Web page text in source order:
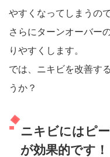
やすくなってしまうので
さらにターンオーバー
りやすくします。
では、ニキビを改善す
うか？
ニキビにはピ
が効果的です！